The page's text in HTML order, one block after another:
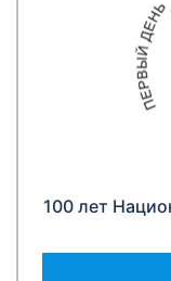
100 лет